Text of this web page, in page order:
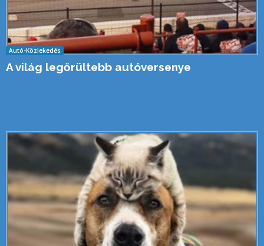
Autó-Közlekedés
A világ legőrültebb autóversenye